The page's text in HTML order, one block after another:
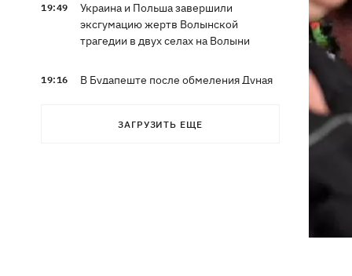
19:49
Украина и Польша завершили
эксгумацию жертв Волынской
трагедии в двух селах на Волыни
19:16
В Будапеште после обмеления Дуная
ЗАГРУЗИТЬ ЕЩЕ